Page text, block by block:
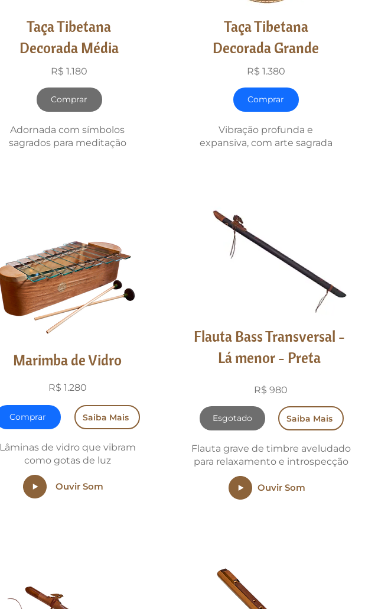
Taça Tibetana
Decorada Média
R$ 1.180
Comprar
Adornada com símbolos
sagrados para meditação
Taça Tibetana
Decorada Grande
R$ 1.380
Comprar
Vibração profunda e
expansiva, com arte sagrada
Marimba de Vidro
R$ 1.280
Comprar Saiba Mais
Lâminas de vidro que vibram
como gotas de luz
Ouvir Som
Flauta Bass Transversal -
Lá menor - Preta
R$ 980
Esgotado Saiba Mais
Flauta grave de timbre aveludado
para relaxamento e introspecção
Ouvir Som